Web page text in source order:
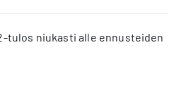
tulos niukasti alle ennusteiden